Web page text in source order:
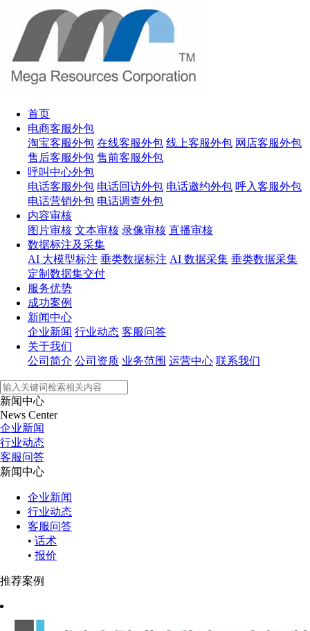
首页
电商客服外包
淘宝客服外包 在线客服外包 线上客服外包 网店客服外包
售后客服外包 售前客服外包
呼叫中心外包
电话客服外包 电话回访外包 电话邀约外包 呼入客服外包
电话营销外包 电话调查外包
内容审核
图片审核 文本审核 录像审核 直播审核
数据标注及采集
AI 大模型标注 垂类数据标注 AI 数据采集 垂类数据采集
定制数据集交付
服务优势
成功案例
新闻中心
企业新闻 行业动态 客服问答
关于我们
公司简介 公司资质 业务范围 运营中心 联系我们
新闻中心
News Center
企业新闻
行业动态
客服问答
新闻中心
企业新闻
行业动态
客服问答
• 话术
• 报价
推荐案例